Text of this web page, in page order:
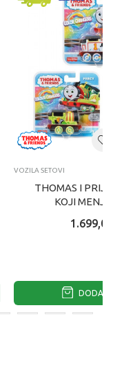
VOZILA SETOVI
THOMAS I
KOJI
1.699,00
DODAJ